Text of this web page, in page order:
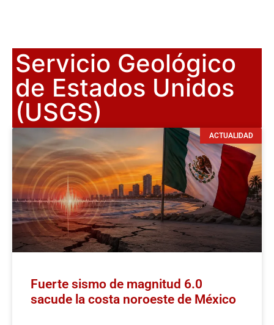
Servicio Geológico
de Estados Unidos
(USGS)
ACTUALIDAD
Fuerte sismo de magnitud 6.0
sacude la costa noroeste de México